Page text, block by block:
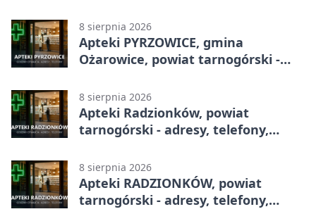
8 sierpnia 2026
Apteki PYRZOWICE, gmina
Ożarowice, powiat tarnogórski -
8 sierpnia 2026
Apteki Radzionków, powiat
tarnogórski - adresy, telefony,
8 sierpnia 2026
Apteki RADZIONKÓW, powiat
tarnogórski - adresy, telefony,